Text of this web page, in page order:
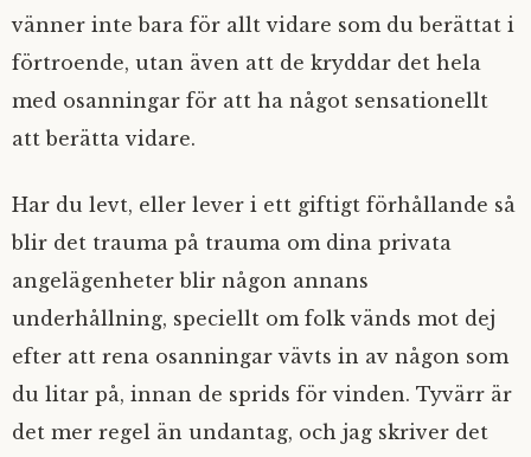
vänner inte bara för allt vidare som du berättat i
förtroende, utan även att de kryddar det hela
med osanningar för att ha något sensationellt
att berätta vidare.
Har du levt, eller lever i ett giftigt förhållande så
blir det trauma på trauma om dina privata
angelägenheter blir någon annans
underhållning, speciellt om folk vänds mot dej
efter att rena osanningar vävts in av någon som
du litar på, innan de sprids för vinden. Tyvärr är
det mer regel än undantag, och jag skriver det